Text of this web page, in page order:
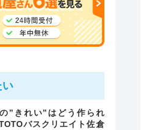
い
”きれい”はどう作られ
バスクリエイト佐倉